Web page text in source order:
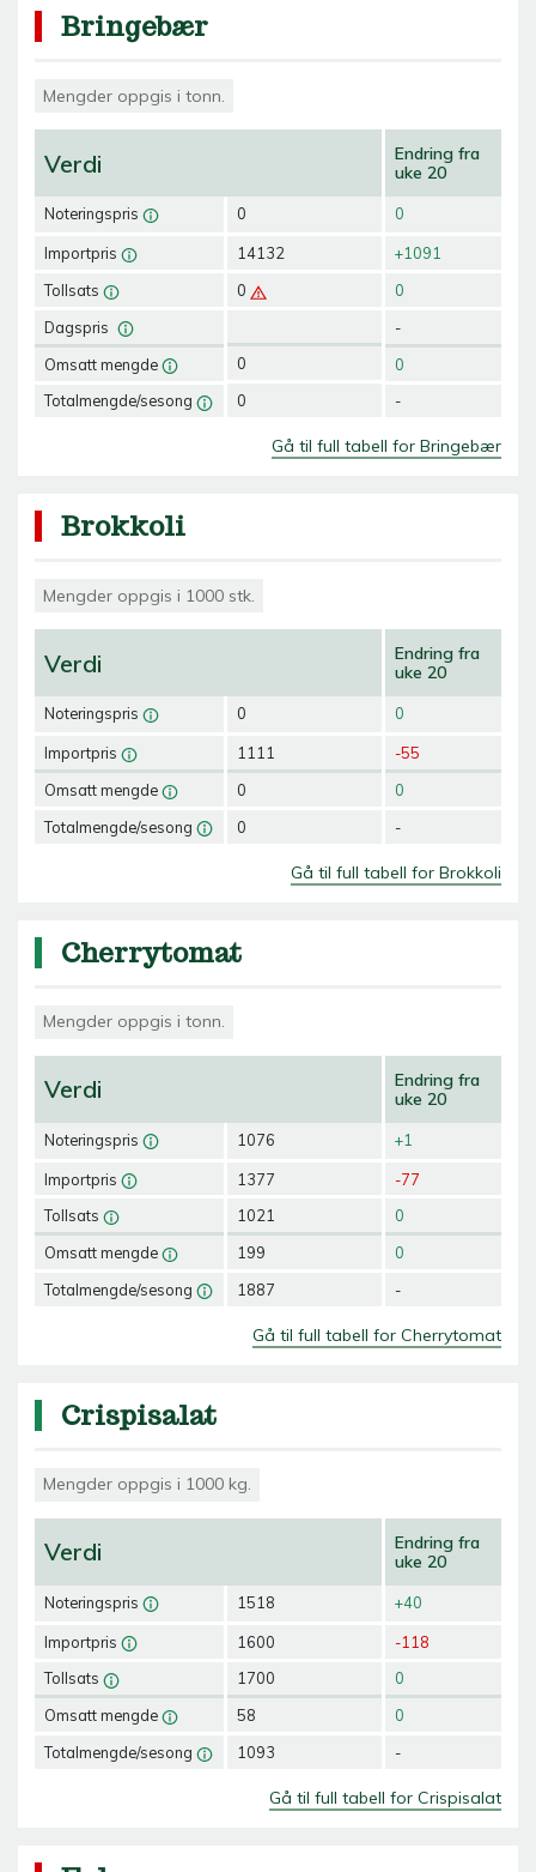
Bringebær
Mengder oppgis i tonn.
Verdi
Noteringspris
Importpris
Tollsats
Dagspris
Omsatt mengde
Totalmengde/sesong
0
14132
0
0
0
Endring fra
uke 20
0
+1091
0
-
0
-
Gå til full tabell for Bringebær
Brokkoli
Mengder oppgis i 1000 stk.
Verdi
Noteringspris
Importpris
Omsatt mengde
Totalmengde/sesong
0
1111
0
0
Endring fra
uke 20
0
-55
0
-
Gå til full tabell for Brokkoli
Cherrytomat
Mengder oppgis i tonn.
Verdi
Noteringspris
Importpris
Tollsats
Omsatt mengde
Totalmengde/sesong
1076
1377
1021
199
1887
Endring fra
uke 20
+1
-77
0
0
-
Gå til full tabell for Cherrytomat
Crispisalat
Mengder oppgis i 1000 kg.
Verdi
Noteringspris
Importpris
Tollsats
Omsatt mengde
Totalmengde/sesong
1518
1600
1700
58
1093
Endring fra
uke 20
+40
-118
0
0
-
Gå til full tabell for Crispisalat